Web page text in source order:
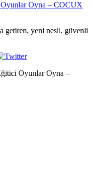
getiren, yeni nesil, güvenli
Oyunlar Oyna –